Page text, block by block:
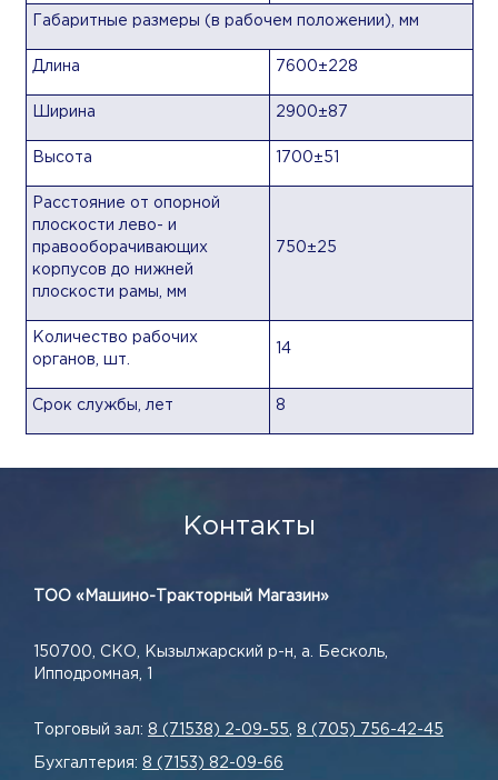
Габаритные размеры (в рабочем положении), мм
Длина 7600±228
Ширина 2900±87
Высота 1700±51
Расстояние от опорной
плоскости лево- и
правооборачивающих
корпусов до нижней
плоскости рамы, мм
750±25
Количество рабочих
органов, шт.
14
Срок службы, лет 8
Контакты
ТОО «Машино-Тракторный Магазин»
150700, СКО, Кызылжарский р-н, а. Бесколь,
Ипподромная, 1
Торговый зал: 8 (71538) 2-09-55 8 (705) 756-42-45
Бухгалтерия: 8 (7153) 82-09-66